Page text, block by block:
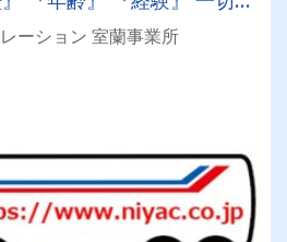
きる環境です。
ーション 室蘭事業所